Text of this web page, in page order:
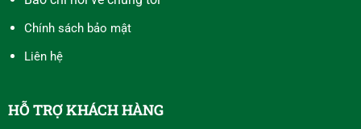
Chính sách bảo mật
Liên hệ
HỖ TRỢ KHÁCH HÀNG